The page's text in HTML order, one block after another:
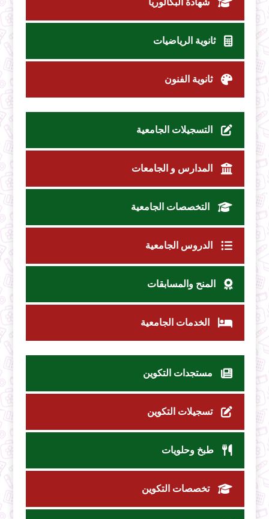
شهادة البكالوريا
ثانوية الرياضيات
ثانوية الفنون
التسجيلات الجامعية
المدارس و الجامعات
التخصصات الجامعية
الدروس الجامعية
المنح والمسابقات
الخدمات الجامعية
مستجدات التكوين
تسجيلات التكوين
طبخ وحلويات
تخصصات التكوين